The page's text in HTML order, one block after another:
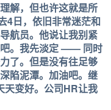
解，但也许这就是所
4日，依旧非常迷茫和
航员。他说让我别紧
吧。我先淡定 —— 同时
了。但是没有往足够
陷泥潭。加油吧。继
变好。公司HR让我